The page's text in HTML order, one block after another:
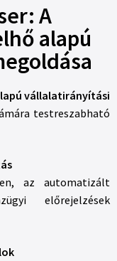
A
alapú
vállalatirányítási
testreszabható
az automatizált
előrejelzések